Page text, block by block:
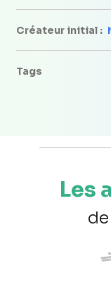
Créateur initial :
Tags
Les